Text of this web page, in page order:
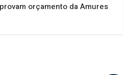
orçamento da Amures